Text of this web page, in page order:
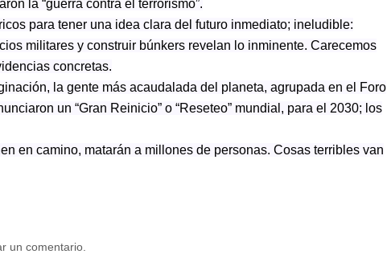
la “guerra contra el terrorismo”.
para tener una idea clara del futuro inmediato; ineludible:
militares y construir búnkers revelan lo inminente. Carecemos
concretas.
la gente más acaudalada del planeta, agrupada en el Foro
un “Gran Reinicio” o “Reseteo” mundial, para el 2030; los
en camino, matarán a millones de personas. Cosas terribles van
un comentario.